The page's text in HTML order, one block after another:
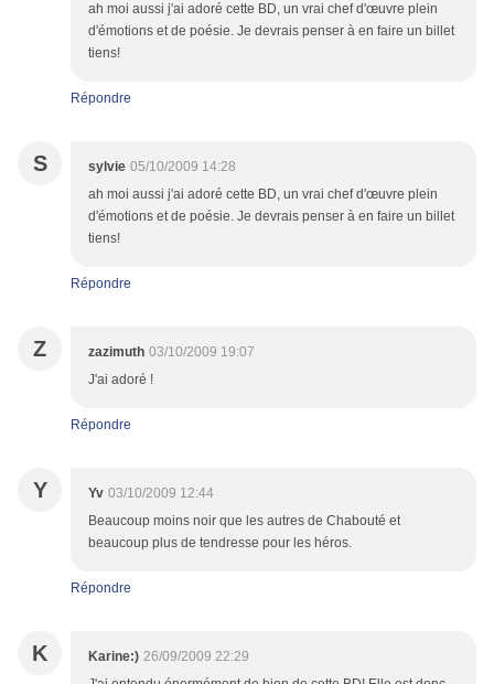
ah moi aussi j'ai adoré cette BD, un vrai chef d'œuvre plein
d'émotions et de poésie. Je devrais penser à en faire un billet
tiens!
Répondre
S sylvie 05/10/2009 14:28
ah moi aussi j'ai adoré cette BD, un vrai chef d'œuvre plein
d'émotions et de poésie. Je devrais penser à en faire un billet
tiens!
Répondre
Z zazimuth 03/10/2009 19:07
J'ai adoré !
Répondre
Y Yv 03/10/2009 12:44
Beaucoup moins noir que les autres de Chabouté et
beaucoup plus de tendresse pour les héros.
Répondre
K Karine:) 26/09/2009 22:29